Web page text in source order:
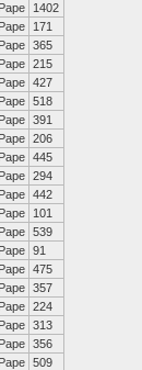
1402
171
365
215
427
518
391
206
445
294
442
101
539
91
475
357
224
313
356
509